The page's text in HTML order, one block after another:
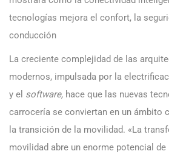
tecnologías mejora el confort, la
conducción
La creciente complejidad de las
modernos, impulsada por la
y el software, hace que las nuevas
carrocería se conviertan en un ámbito
la transición de la movilidad. «La
movilidad abre un enorme potencial de